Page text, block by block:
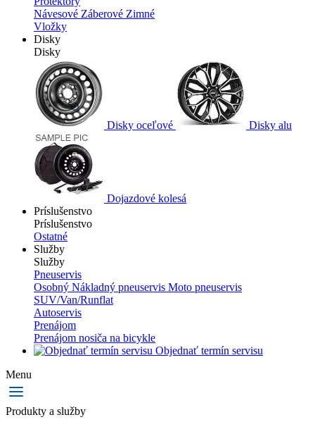
Návesové Záberové Zimné
Vložky
Disky
Disky
Disky oceľové Disky alu
Dojazdové kolesá
Príslušenstvo
Príslušenstvo
Ostatné
Služby
Služby
Pneuservis
Osobný Nákladný pneuservis Moto pneuservis
SUV/Van/Runflat
Autoservis
Prenájom
Prenájom nosiča na bicykle
Objednať termín servisu
Menu
Produkty a služby